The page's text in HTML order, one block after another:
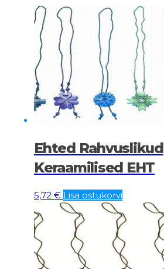
Ehted Rahvuslikud
Keraamilised EHT
5,72 € Lisa ostukorvi